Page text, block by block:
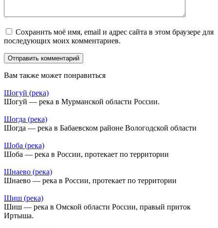
Сохранить моё имя, email и адрес сайта в этом браузере для
последующих моих комментариев.
Вам также может понравиться
Шогуй (река)
Шогуй — река в Мурманской области России.
Шогда (река)
Шогда — река в Бабаевском районе Вологодской области
Шоба (река)
Шоба — река в России, протекает по территории
Шнаево (река)
Шнаево — река в России, протекает по территории
Шиш (река)
Шиш — река в Омской области России, правый приток
Иртыша.